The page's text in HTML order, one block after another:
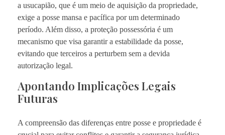
a usucapião, que é um meio de aquisição da propriedade,
exige a posse mansa e pacífica por um determinado
período. Além disso, a proteção possessória é um
mecanismo que visa garantir a estabilidade da posse,
evitando que terceiros a perturbem sem a devida
autorização legal.
Apontando Implicações Legais
Futuras
A compreensão das diferenças entre posse e propriedade é